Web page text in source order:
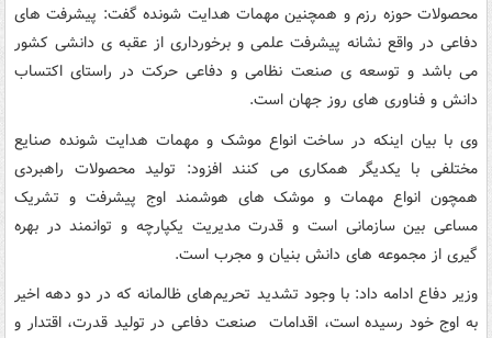
محصولات حوزه رزم و همچنین مهمات هدایت شونده گفت: پیشرفت های
دفاعی در واقع نشانه پیشرفت علمی و برخورداری از عقبه ی دانشی کشور
می باشد و توسعه ی صنعت نظامی و دفاعی حرکت در راستای اکتساب
دانش و فناوری های روز جهان است.
وی با بیان اینکه در ساخت انواع موشک و مهمات هدایت شونده صنایع
مختلفی با یکدیگر همکاری می کنند افزود: تولید محصولات راهبردی
همچون انواع مهمات و موشک های هوشمند اوج پیشرفت و تشریک
مساعی بین سازمانی است و قدرت مدیریت یکپارچه و توانمند در بهره
گیری از مجموعه های دانش بنیان و مجرب است.
وزیر دفاع ادامه داد: با وجود تشدید تحریم‌های ظالمانه که در دو دهه اخیر
به اوج خود رسیده است، اقدامات صنعت دفاعی در تولید قدرت، اقتدار و